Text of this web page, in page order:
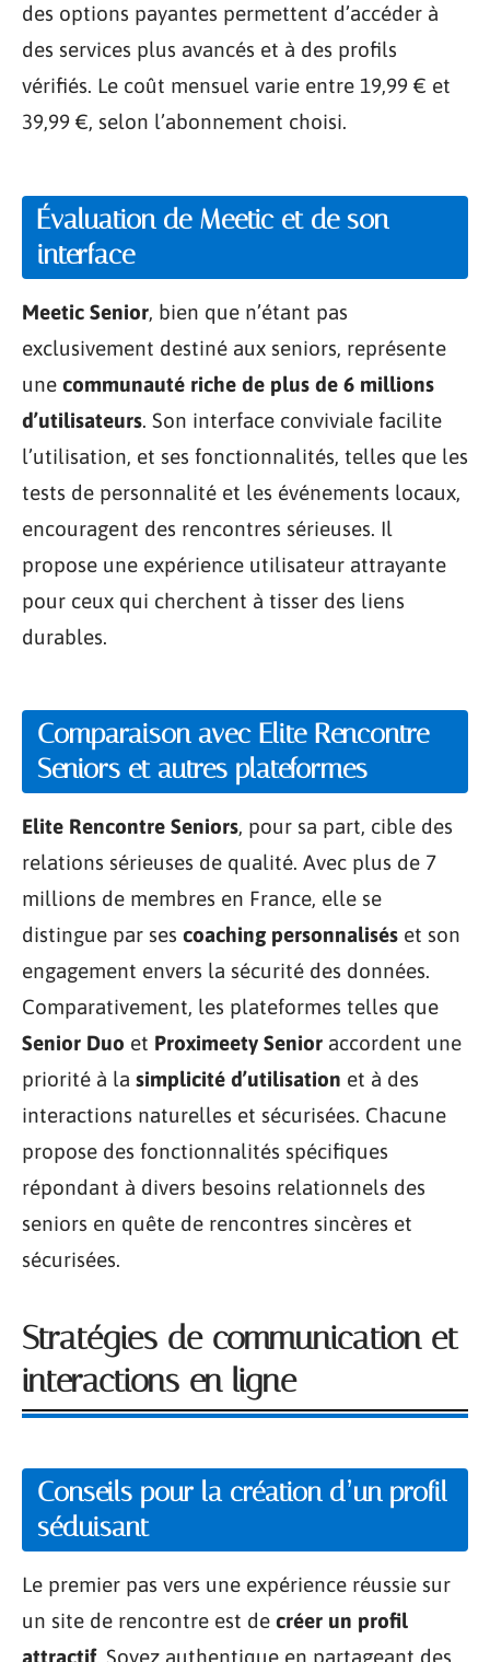
des options payantes permettent d’accéder à
des services plus avancés et à des profils
vérifiés. Le coût mensuel varie entre 19,99 € et
39,99 €, selon l’abonnement choisi.
Évaluation de Meetic et de son
interface
Meetic Senior, bien que n’étant pas
exclusivement destiné aux seniors, représente
une communauté riche de plus de 6 millions
d’utilisateurs. Son interface conviviale facilite
l’utilisation, et ses fonctionnalités, telles que les
tests de personnalité et les événements locaux,
encouragent des rencontres sérieuses. Il
propose une expérience utilisateur attrayante
pour ceux qui cherchent à tisser des liens
durables.
Comparaison avec Elite Rencontre
Seniors et autres plateformes
Elite Rencontre Seniors, pour sa part, cible des
relations sérieuses de qualité. Avec plus de 7
millions de membres en France, elle se
distingue par ses coaching personnalisés et son
engagement envers la sécurité des données.
Comparativement, les plateformes telles que
Senior Duo et Proximeety Senior accordent une
priorité à la simplicité d’utilisation et à des
interactions naturelles et sécurisées. Chacune
propose des fonctionnalités spécifiques
répondant à divers besoins relationnels des
seniors en quête de rencontres sincères et
sécurisées.
Stratégies de communication et
interactions en ligne
Conseils pour la création d’un profil
séduisant
Le premier pas vers une expérience réussie sur
un site de rencontre est de créer un profil
attractif. Soyez authentique en partageant des